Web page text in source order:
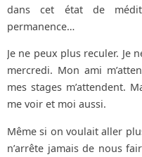
dans cet état de
permanence…
Je ne peux plus reculer. Je
mercredi. Mon ami
mes stages m’attendent.
me voir et moi aussi.
Même si on voulait aller
n’arrête jamais de nous